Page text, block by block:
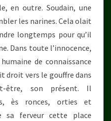
en outre. Soudain, une
les narines. Cela olait
longtemps pour qu’il
Dans toute l’innocence,
de connaissance
droit vers le gouffre dans
être, son présent. Il
ès ronces, orties et
sa ferveur cette place